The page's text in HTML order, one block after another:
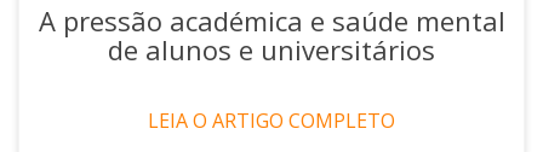
A pressão académica e saúde mental
de alunos e universitários
LEIA O ARTIGO COMPLETO